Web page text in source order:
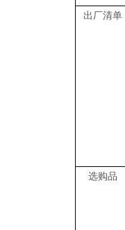
出厂清单
选购品